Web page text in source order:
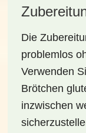
Die
problemlos
Verwenden
Brötchen
inzwischen